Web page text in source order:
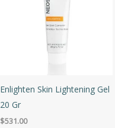
Enlighten Skin Lightening Gel
20 Gr
$531.00